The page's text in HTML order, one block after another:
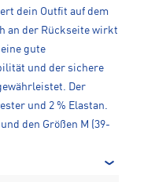
dein Outfit auf dem
an der Rückseite wirkt
gute
und der sichere
Der
und 2 % Elastan.
den Größen M (39-